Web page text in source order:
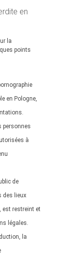
en
la
points
en Pologne,
personnes
à
de
des lieux
est restreint et
légales.
la